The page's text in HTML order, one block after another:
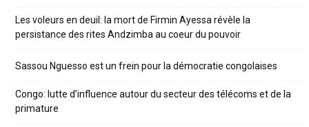
Les voleurs en deuil: la mort de Firmin Ayessa révèle la
persistance des rites Andzimba au coeur du pouvoir
Sassou Nguesso est un frein pour la démocratie congolaises
Congo: lutte d’influence autour du secteur des télécoms et de la
primature